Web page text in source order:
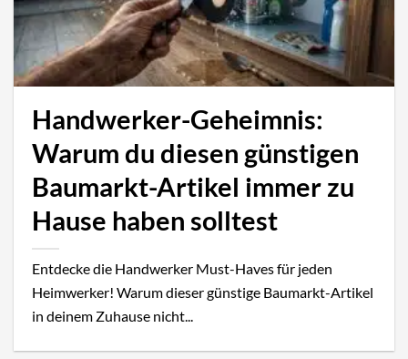
Handwerker-Geheimnis:
Warum du diesen günstigen
Baumarkt-Artikel immer zu
Hause haben solltest
Entdecke die Handwerker Must-Haves für jeden
Heimwerker! Warum dieser günstige Baumarkt-Artikel
in deinem Zuhause nicht...